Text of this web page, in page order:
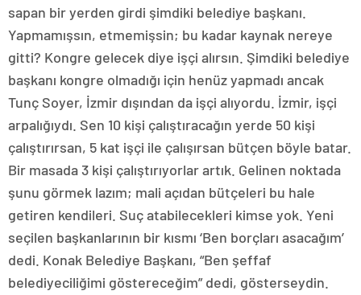
sapan bir yerden girdi şimdiki belediye başkanı.
Yapmamışsın, etmemişsin; bu kadar kaynak nereye
gitti? Kongre gelecek diye işçi alırsın. Şimdiki belediye
başkanı kongre olmadığı için henüz yapmadı ancak
Tunç Soyer, İzmir dışından da işçi alıyordu. İzmir, işçi
arpalığıydı. Sen 10 kişi çalıştıracağın yerde 50 kişi
çalıştırırsan, 5 kat işçi ile çalışırsan bütçen böyle batar.
Bir masada 3 kişi çalıştırıyorlar artık. Gelinen noktada
şunu görmek lazım; mali açıdan bütçeleri bu hale
getiren kendileri. Suç atabilecekleri kimse yok. Yeni
seçilen başkanlarının bir kısmı ‘Ben borçları asacağım’
dedi. Konak Belediye Başkanı, “Ben şeffaf
belediyeciliğimi göstereceğim” dedi, gösterseydin.